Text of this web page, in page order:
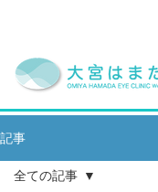
記事
全ての記事